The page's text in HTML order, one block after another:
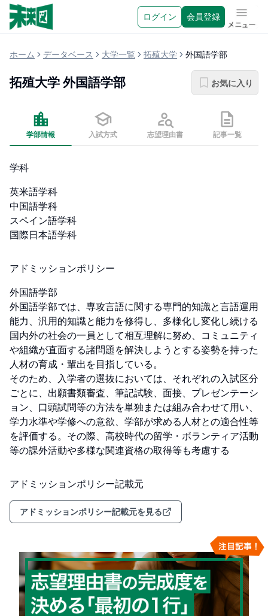
ログイン 会員登録 メニュ
ホーム データベース 大学一覧 拓殖大学 外国語学部
拓殖大学 外国語学部 お気に入り
学部情報 入試方式 志望理由書 記事一覧
学科
英米語学科
中国語学科
スペイン語学科
国際日本語学科
アドミッションポリシー
外国語学部
外国語学部では、専攻言語に関する専門的知識と言語運用
能力、汎用的知識と能力を修得し、多様化し変化し続ける
国内外の社会の一員として相互理解に努め、コミュニティ
や組織が直面する諸問題を解決しようとする姿勢を持った
人材の育成・輩出を目指している。
そのため、入学者の選抜においては、それぞれの入試区分
ごとに、出願書類審査、筆記試験、面接、プレゼンテーシ
ョン、口頭試問等の方法を単独または組み合わせて用い、
学力水準や学修への意欲、学部が求める人材との適合性等
を評価する。その際、高校時代の留学・ボランティア活動
等の課外活動や多様な関連資格の取得等も考慮する
アドミッションポリシー記載元
アドミッションポリシー記載元を見る